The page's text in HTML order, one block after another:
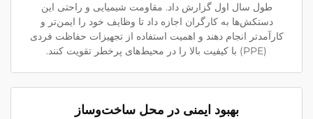
طول سال اول گزارش داد. مقاومت شیمیایی و راحتی این
دستکش‌ها به کارگران اجازه داد تا وظایف خود را ایمن‌تر و
کارآمدتر انجام دهند و اهمیت استفاده از تجهیزات حفاظت فردی
(PPE) با کیفیت بالا را در محیط‌های پرخطر تقویت کنند.
بهبود ایمنی در محل ساخت‌وساز